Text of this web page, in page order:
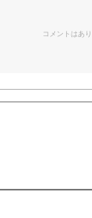
コメントはあり